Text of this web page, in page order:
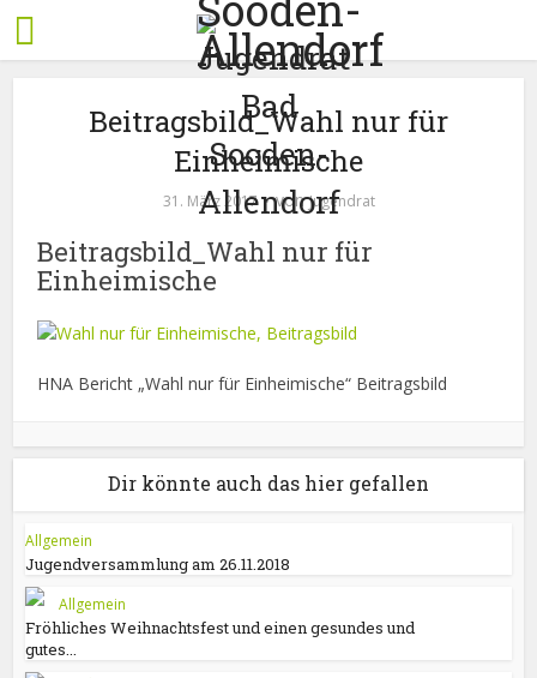
Beitragsbild_Wahl nur für
Einheimische
31. März 2017 vonJugendrat
Beitragsbild_Wahl nur für
Einheimische
HNA Bericht „Wahl nur für Einheimische“ Beitragsbild
Dir könnte auch das hier gefallen
Allgemein
Jugendversammlung am 26.11.2018
Allgemein
Fröhliches Weihnachtsfest und einen gesundes und
gutes...